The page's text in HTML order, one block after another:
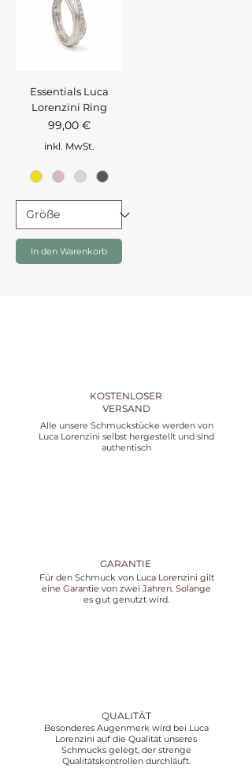
Essentials Luca
Lorenzini Ring
Preis
99,00 €
inkl. MwSt.
In den Warenkorb
KOSTENLOSER
VERSAND
Alle unsere Schmuckstücke werden von
Luca Lorenzini selbst hergestellt und sind
authentisch
GARANTIE
Für den Schmuck von Luca Lorenzini gilt
eine Garantie von zwei Jahren. Solange
es gut genutzt wird.
QUALITÄT
Besonderes Augenmerk wird bei Luca
Lorenzini auf die Qualität unseres
Schmucks gelegt, der strenge
Qualitätskontrollen durchläuft.